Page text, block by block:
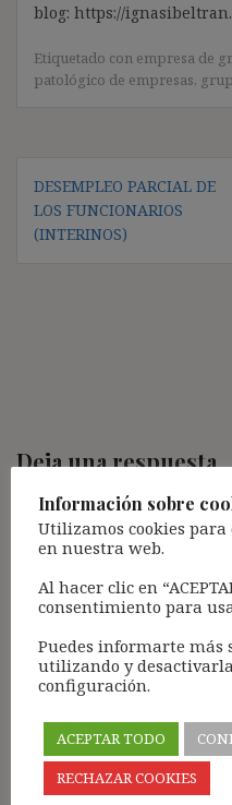
blog: https://
Etiquetado con empresa de
patológico de empresas,
de
entradas
DESEMPLEO PARCIAL DE
LOS FUNCIONARIOS
(INTERINOS)
Deja una respuesta
Tu dirección de correo
campos obligatorios están
Comentario*
Nombre*
Información sobre
Utilizamos cookies
en nuestra web.
Al hacer clic en
consentimiento para
Puedes informarte más
utilizando y
configuración.
ACEPTAR TODO
RECHAZAR COOKIES